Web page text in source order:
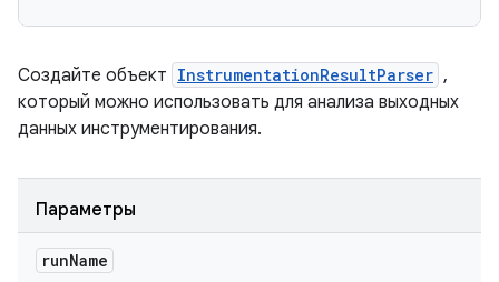
Создайте объект InstrumentationResultParser ,
который можно использовать для анализа выходных
данных инструментирования.
Параметры
runName